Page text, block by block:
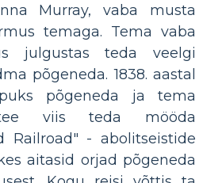
Murray, vaba musta
temaga. Tema vaba
julgustas teda veelgi
põgeneda. 1838. aastal
põgeneda ja tema
viis teda mööda
Railroad" - abolitseistide
aitasid orjad põgeneda